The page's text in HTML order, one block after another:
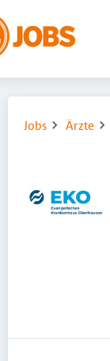
Jobs Ärzte